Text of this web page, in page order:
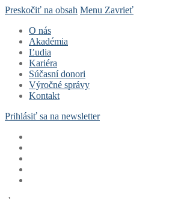
Preskočiť na obsah Menu Zavrieť
O nás
Akadémia
Ľudia
Kariéra
Súčasní donori
Výročné správy
Kontakt
Prihlásiť sa na newsletter